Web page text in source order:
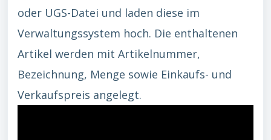
oder UGS-Datei und laden diese im
Verwaltungssystem hoch. Die enthaltenen
Artikel werden mit Artikelnummer,
Bezeichnung, Menge sowie Einkaufs- und
Verkaufspreis angelegt.